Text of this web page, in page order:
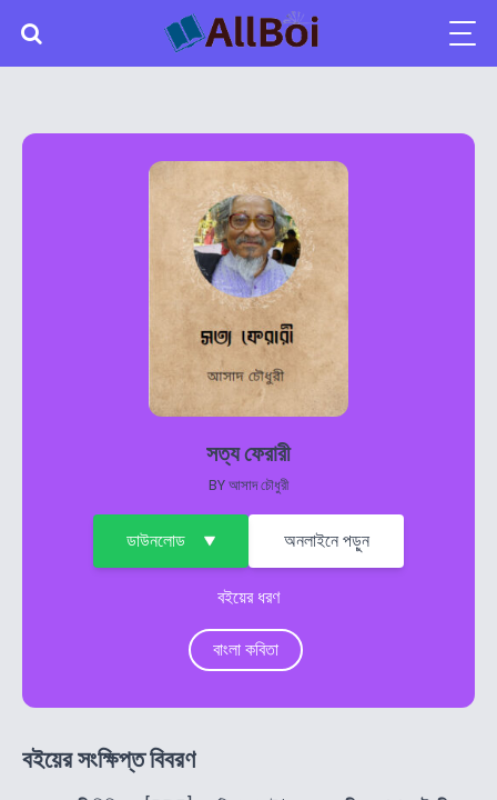
সত্য ফেরারী
BYআসাদ চৌধুরী
ডাউনলোড অনলাইনে পড়ুন
বইয়ের ধরণ
বাংলা কবিতা
বইয়ের সংক্ষিপ্ত বিবরণ